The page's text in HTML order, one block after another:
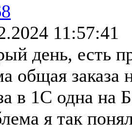
11:57:41
день, есть
общая заказа
в 1С одна на
я так